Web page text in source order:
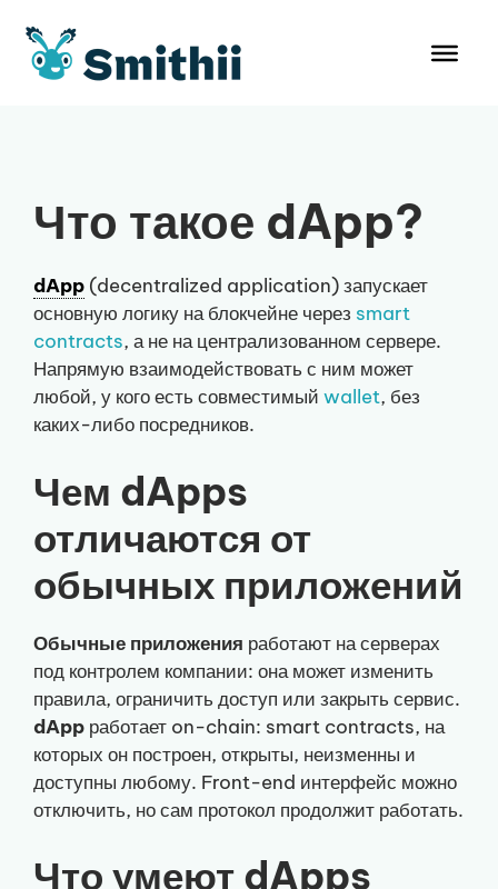
содержимому
Что такое dApp?
dApp (decentralized application) запускает
основную логику на блокчейне через smart
contracts, а не на централизованном сервере.
Напрямую взаимодействовать с ним может
любой, у кого есть совместимый wallet, без
каких-либо посредников.
Чем dApps
отличаются от
обычных приложений
Обычные приложения работают на серверах
под контролем компании: она может изменить
правила, ограничить доступ или закрыть сервис.
dApp работает on-chain: smart contracts, на
которых он построен, открыты, неизменны и
доступны любому. Front-end интерфейс можно
отключить, но сам протокол продолжит работать.
Что умеют dApps